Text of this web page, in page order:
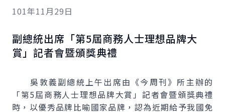
101年11月29日
副總統出席「第5屆商務人士理想品牌大
賞」記者會暨頒獎典禮
吳敦義副總統上午出席由《今周刊》所主辦的
「第5屆商務人士理想品牌大賞」記者會暨頒獎典禮
時，以優秀品牌比喻國家品牌，認為近期給予我國免